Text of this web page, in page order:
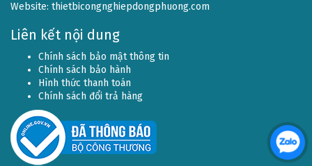
Website: thietbicongnghiepdongphuong.com
Liên kết nội dung
Chính sách bảo mật thông tin
Chính sách bảo hành
Hình thức thanh toán
Chính sách đổi trả hàng